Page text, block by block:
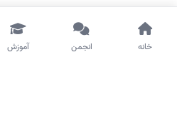
خانه انجمن آموزش